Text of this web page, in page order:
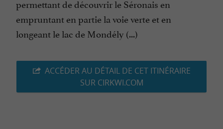
permettant de découvrir le Séronais en
empruntant en partie la voie verte et en
longeant le lac de Mondély (...)
ACCÉDER AU DÉTAIL DE CET ITINÉRAIRE
SUR CIRKWI.COM